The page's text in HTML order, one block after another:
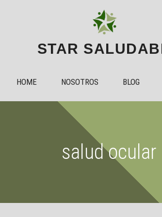
STAR
HOME NOSOTROS BLOG
salud ocular